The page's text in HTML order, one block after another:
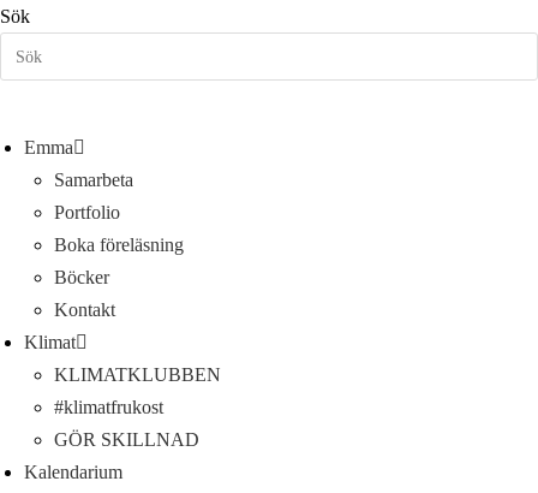
Hoppa
till
innehållet
Sök
Emma
Samarbeta
Portfolio
Boka föreläsning
Böcker
Kontakt
Klimat
KLIMATKLUBBEN
#klimatfrukost
GÖR SKILLNAD
Kalendarium